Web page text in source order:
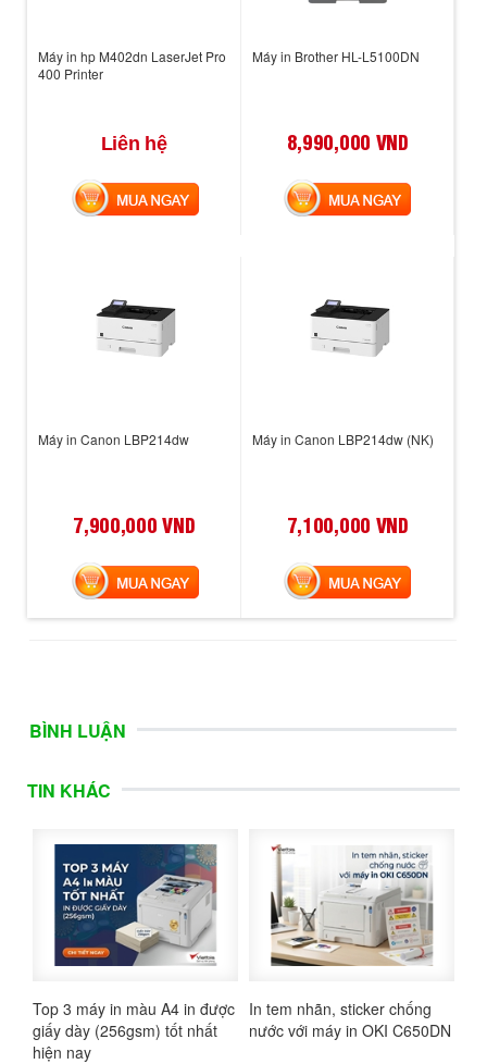
Máy in hp M402dn LaserJet Pro
400 Printer
Liên hệ
MUA NGAY
Máy in Brother HL-L5100DN
8,990,000 VND
MUA NGAY
Máy in Canon LBP214dw
7,900,000 VND
MUA NGAY
Máy in Canon LBP214dw (NK)
7,100,000 VND
MUA NGAY
BÌNH LUẬN
TIN KHÁC
Top 3 máy in màu A4 in được
giấy dày (256gsm) tốt nhất
hiện nay
In tem nhãn, sticker chống
nước với máy in OKI C650DN